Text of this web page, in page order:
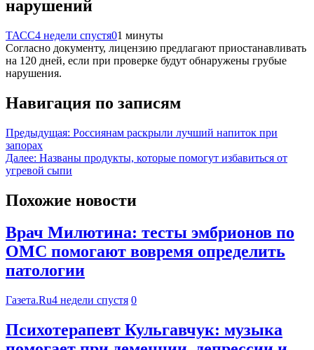
нарушений
ТАСС4 недели спустя01 минуты
Согласно документу, лицензию предлагают приостанавливать
на 120 дней, если при проверке будут обнаружены грубые
нарушения.
Навигация по записям
Предыдущая: Россиянам раскрыли лучший напиток при
запорах
Далее: Названы продукты, которые помогут избавиться от
угревой сыпи
Похожие новости
Врач Милютина: тесты эмбрионов по
ОМС помогают вовремя определить
патологии
Газета.Ru4 недели спустя 0
Психотерапевт Кульгавчук: музыка